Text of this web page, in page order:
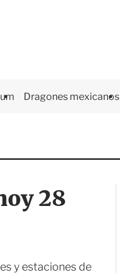
Dragones mexicanos
28
y estaciones de